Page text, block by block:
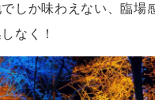
しか味わえない、臨場
なく！